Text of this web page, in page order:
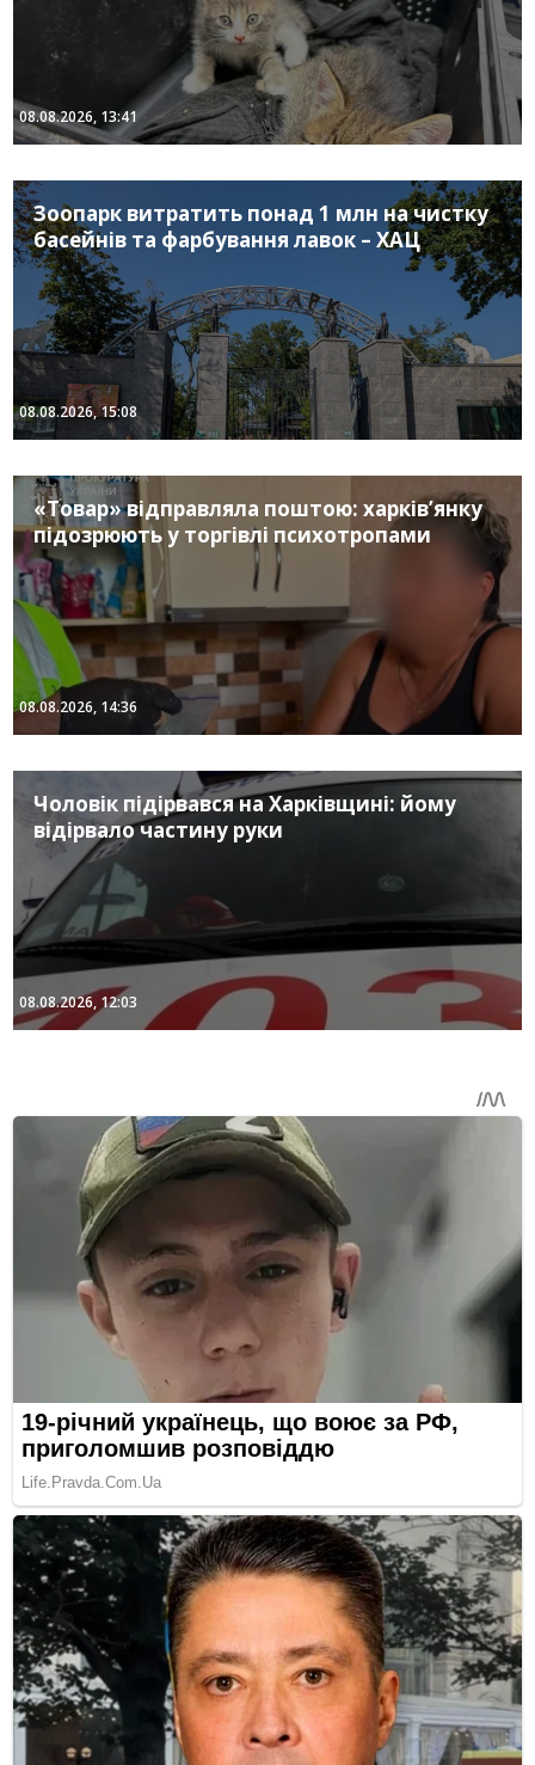
08.08.2026, 13:41
Зоопарк витратить понад 1 млн на чистку
басейнів та фарбування лавок – ХАЦ
08.08.2026, 15:08
«Товар» відправляла поштою: харків’янку
підозрюють у торгівлі психотропами
08.08.2026, 14:36
Чоловік підірвався на Харківщині: йому
відірвало частину руки
08.08.2026, 12:03